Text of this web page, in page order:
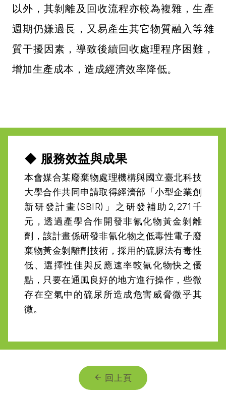
以外，其剝離及回收流程亦較為複雜，生產
週期仍嫌過長，又易產生其它物質融入等雜
質干擾因素，導致後續回收處理程序困難，
◆ 服務效益與成果
本會媒合某廢棄物處理機構與國立臺北科技
大學合作共同申請取得經濟部「小型企業創
新研發計畫(SBIR)」之研發補助2,271千
元，透過產學合作開發非氰化物黃金剝離
劑，該計畫係研發非氰化物之低毒性電子廢
棄物黃金剝離劑技術，採用的硫脲法有毒性
低、選擇性佳與反應速率較氰化物快之優
點，只要在通風良好的地方進行操作，些微
存在空氣中的硫尿所造成危害威脅微乎其
回上頁